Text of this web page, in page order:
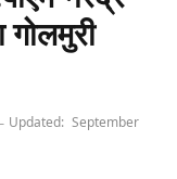
Updated: September